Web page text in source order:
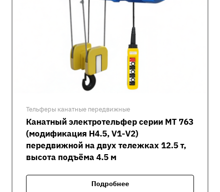
Тельферы канатные передвижные
Канатный электротельфер серии MT 763
(модификация H4.5, V1-V2)
передвижной на двух тележках 12.5 т,
высота подъёма 4.5 м
Подробнее